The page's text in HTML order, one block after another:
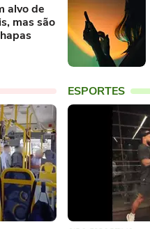
alvo de
mas são
ESPORTES